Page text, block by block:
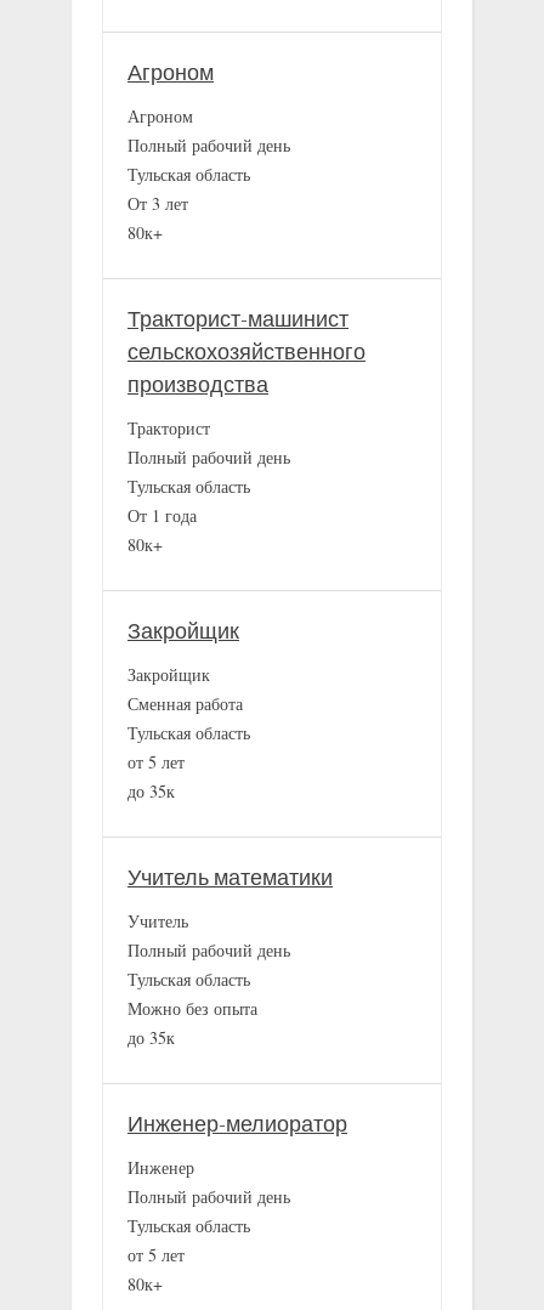
Агроном
Агроном
Полный рабочий день
Тульская область
От 3 лет
80к+
Тракторист-машинист
сельскохозяйственного
производства
Тракторист
Полный рабочий день
Тульская область
От 1 года
80к+
Закройщик
Закройщик
Сменная работа
Тульская область
от 5 лет
до 35к
Учитель математики
Учитель
Полный рабочий день
Тульская область
Можно без опыта
до 35к
Инженер-мелиоратор
Инженер
Полный рабочий день
Тульская область
от 5 лет
80к+